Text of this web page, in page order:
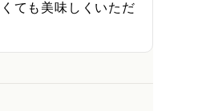
ても美味しくいただ